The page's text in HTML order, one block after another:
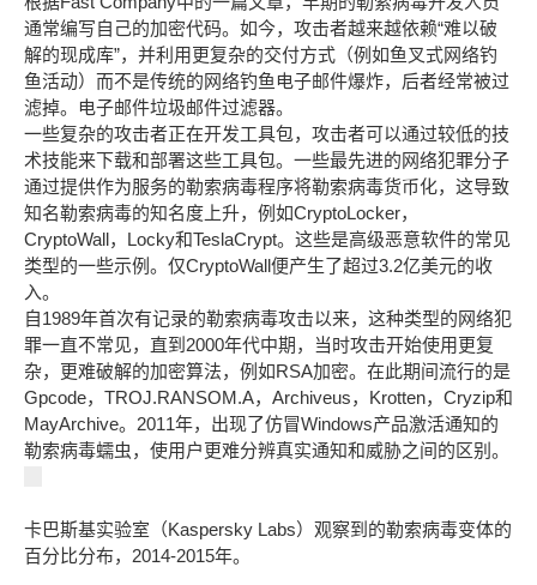
通常编写自己的加密代码。如今，攻击者越来越依赖“难以破
解的现成库”，并利用更复杂的交付方式（例如鱼叉式网络钓
鱼活动）而不是传统的网络钓鱼电子邮件爆炸，后者经常被过
滤掉。电子邮件垃圾邮件过滤器。
一些复杂的攻击者正在开发工具包，攻击者可以通过较低的技
术技能来下载和部署这些工具包。一些最先进的网络犯罪分子
通过提供作为服务的勒索病毒程序将勒索病毒货币化，这导致
知名勒索病毒的知名度上升，例如CryptoLocker，
CryptoWall，Locky和TeslaCrypt。这些是高级恶意软件的常见
类型的一些示例。仅CryptoWall便产生了超过3.2亿美元的收
入。
自1989年首次有记录的勒索病毒攻击以来，这种类型的网络犯
罪一直不常见，直到2000年代中期，当时攻击开始使用更复
杂，更难破解的加密算法，例如RSA加密。在此期间流行的是
Gpcode，TROJ.RANSOM.A，Archiveus，Krotten，Cryzip和
MayArchive。2011年，出现了仿冒Windows产品激活通知的
勒索病毒蠕虫，使用户更难分辨真实通知和威胁之间的区别。
卡巴斯基实验室（Kaspersky Labs）观察到的勒索病毒变体的
百分比分布， 2014-2015年。